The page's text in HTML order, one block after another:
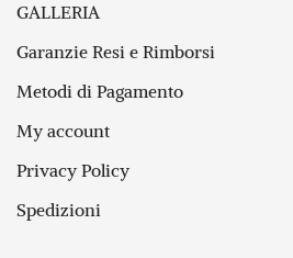
GALLERIA
Garanzie Resi e Rimborsi
Metodi di Pagamento
My account
Privacy Policy
Spedizioni